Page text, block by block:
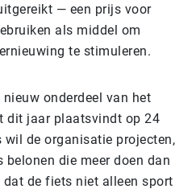
— een prijs voor
als middel om
te stimuleren.
nieuw onderdeel van het
dit jaar plaatsvindt op 24
wil de organisatie projecten,
die meer doen dan
de fiets niet alleen sport